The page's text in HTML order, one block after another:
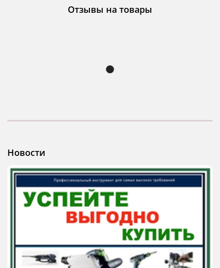
Отзывы на товары
Новости